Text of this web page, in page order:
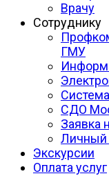
Врачу
Сотруднику
ГМУ
СДО
Заявка
Личный
Экскурсии
Оплата услуг